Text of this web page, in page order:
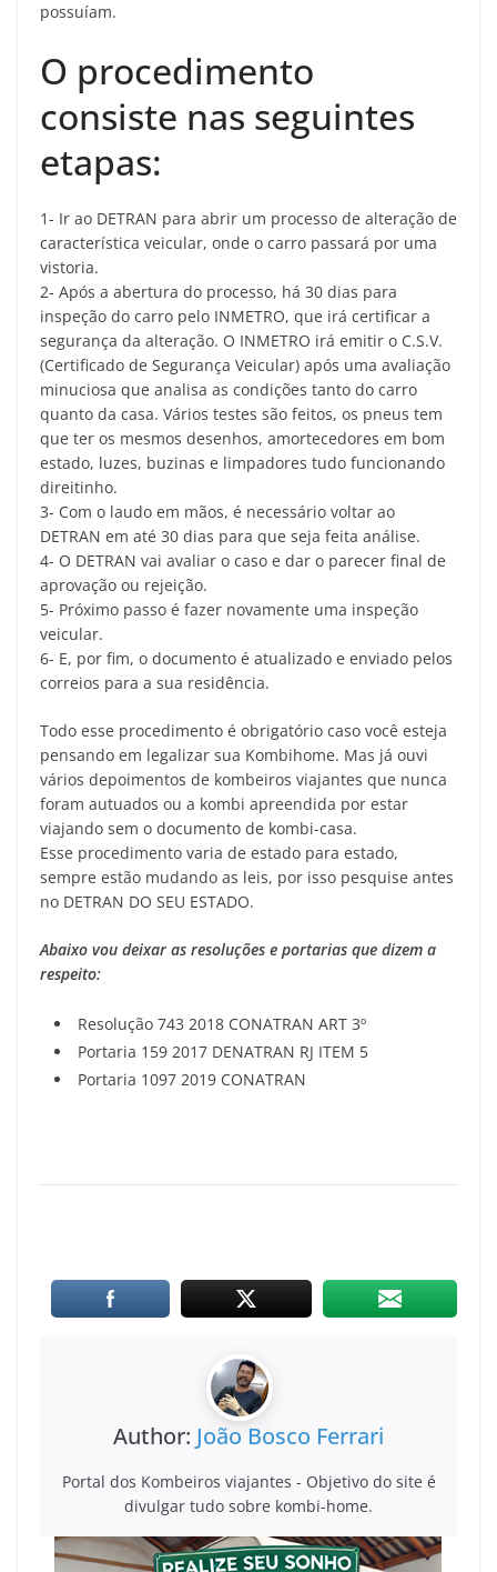
possuíam.
O procedimento
consiste nas seguintes
etapas:
1- Ir ao DETRAN para abrir um processo de alteração de
característica veicular, onde o carro passará por uma
vistoria.
2- Após a abertura do processo, há 30 dias para
inspeção do carro pelo INMETRO, que irá certificar a
segurança da alteração. O INMETRO irá emitir o C.S.V.
(Certificado de Segurança Veicular) após uma avaliação
minuciosa que analisa as condições tanto do carro
quanto da casa. Vários testes são feitos, os pneus tem
que ter os mesmos desenhos, amortecedores em bom
estado, luzes, buzinas e limpadores tudo funcionando
direitinho.
3- Com o laudo em mãos, é necessário voltar ao
DETRAN em até 30 dias para que seja feita análise.
4- O DETRAN vai avaliar o caso e dar o parecer final de
aprovação ou rejeição.
5- Próximo passo é fazer novamente uma inspeção
veicular.
6- E, por fim, o documento é atualizado e enviado pelos
correios para a sua residência.
Todo esse procedimento é obrigatório caso você esteja
pensando em legalizar sua Kombihome. Mas já ouvi
vários depoimentos de kombeiros viajantes que nunca
foram autuados ou a kombi apreendida por estar
viajando sem o documento de kombi-casa.
Esse procedimento varia de estado para estado,
sempre estão mudando as leis, por isso pesquise antes
no DETRAN DO SEU ESTADO.
Abaixo vou deixar as resoluções e portarias que dizem a
respeito:
Resolução 743 2018 CONATRAN ART 3º
Portaria 159 2017 DENATRAN RJ ITEM 5
Portaria 1097 2019 CONATRAN
Author: João Bosco Ferrari
Portal dos Kombeiros viajantes - Objetivo do site é
divulgar tudo sobre kombi-home.